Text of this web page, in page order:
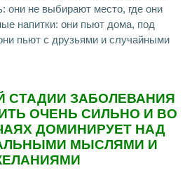
они не выбирают место, где они
напитки: они пьют дома, под
пьют с друзьями и случайными
СТАДИИ ЗАБОЛЕВАНИЯ
ОЧЕНЬ СИЛЬНО И ВО
ДОМИНИРУЕТ НАД
МЫСЛЯМИ И